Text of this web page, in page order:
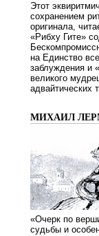
Этот
сохранением
оригинала,
«Рибху Гите»
на Единство
заблуждения и
великого
адвайтических
МИХАИЛ
«Очерк по
судьбы и